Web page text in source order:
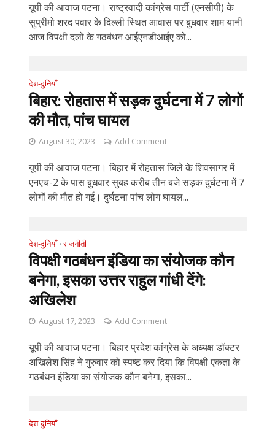
यूपी की आवाज पटना। राष्ट्रवादी कांग्रेस पार्टी (एनसीपी) के
सुप्रीमो शरद पवार के दिल्ली स्थित आवास पर बुधवार शाम यानी
आज विपक्षी दलों के गठबंधन आईएनडीआईए को...
देश-दुनियाँ
बिहार: रोहतास में सड़क दुर्घटना में 7 लोगों
की मौत, पांच घायल
August 30, 2023 Add Comment
यूपी की आवाज पटना। बिहार में रोहतास जिले के शिवसागर में
एनएच-2 के पास बुधवार सुबह करीब तीन बजे सड़क दुर्घटना में 7
लोगों की मौत हो गई। दुर्घटना पांच लोग घायल...
देश-दुनियाँ • राजनीती
विपक्षी गठबंधन इंडिया का संयोजक कौन
बनेगा, इसका उत्तर राहुल गांधी देंगे:
अखिलेश
August 17, 2023 Add Comment
यूपी की आवाज पटना। बिहार प्रदेश कांग्रेस के अध्यक्ष डॉक्टर
अखिलेश सिंह ने गुरुवार को स्पष्ट कर दिया कि विपक्षी एकता के
गठबंधन इंडिया का संयोजक कौन बनेगा, इसका...
देश-दुनियाँ